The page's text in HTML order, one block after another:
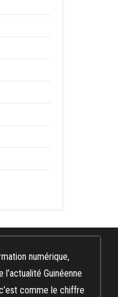
numérique,
Guinéenne
comme le chiffre